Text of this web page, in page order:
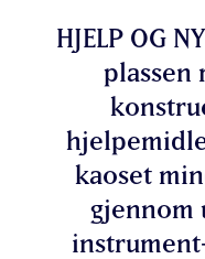
HJELP OG
plassen
kaoset
gjennom